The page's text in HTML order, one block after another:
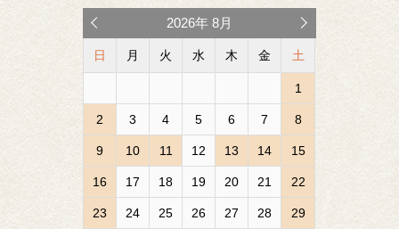
2026年 8月
日 月 火 水 木 金 土
1
2 3 4 5 6 7 8
9 10 11 12 13 14 15
16 17 18 19 20 21 22
23 24 25 26 27 28 29